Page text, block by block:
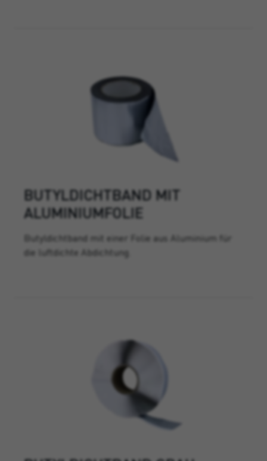
BUTYLDICHTBAND MIT
ALUMINIUMFOLIE
Butyldichtband mit einer Folie aus Aluminium für
die luftdichte Abdichtung.